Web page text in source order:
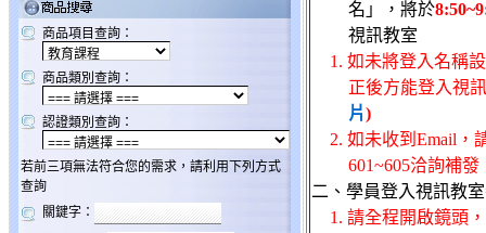
商品項目查詢：
商品類別查詢：
認證類別查詢：
若前三項無法符合您的需求，請利用下列方式
查詢
關鍵字：
名」，將於
視訊教室
1. 如未將登入名稱
正後方能登入視
片)
2. 如未收到Email，
601~605洽詢補發
二、學員登入視訊教
1. 請全程開啟鏡頭